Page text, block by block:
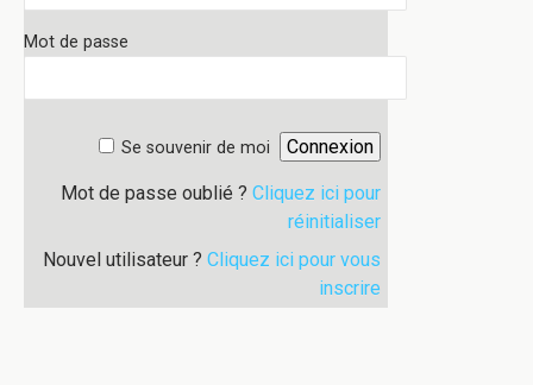
Mot de passe
Se souvenir de moi
Mot de passe oublié ? Cliquez ici pour
réinitialiser
Nouvel utilisateur ? Cliquez ici pour vous
inscrire